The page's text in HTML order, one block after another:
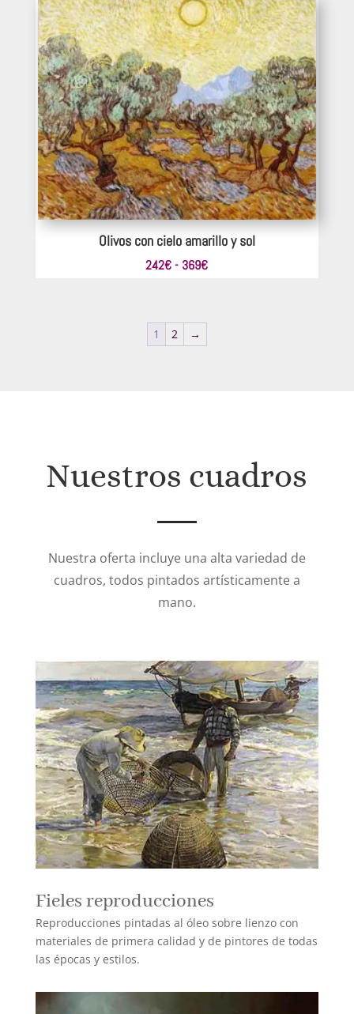
desde
198€
hasta
402€
Olivos con cielo amarillo y sol
242€ - 369€Rango
1 2 →
Nuestros cuadros
Nuestra oferta incluye una alta variedad de
cuadros, todos pintados artísticamente a
mano.
Fieles reproducciones
Reproducciones pintadas al óleo sobre lienzo con
materiales de primera calidad y de pintores de todas
las épocas y estilos.